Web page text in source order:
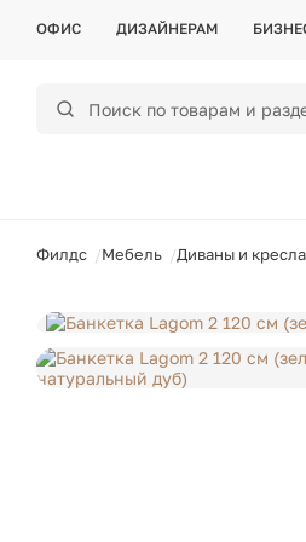
ОФИС ДИЗАЙНЕРАМ
Филдс Мебель Диваны и кресла